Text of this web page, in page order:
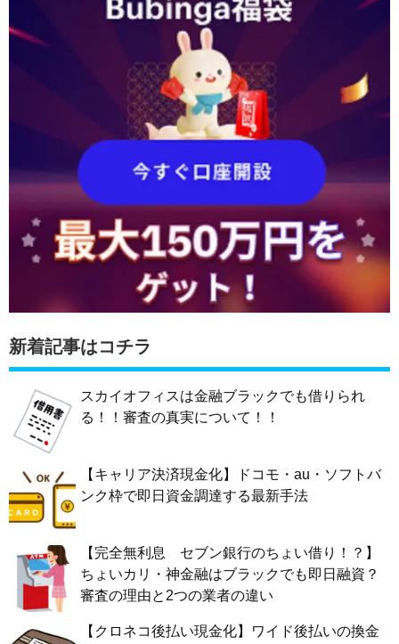
新着記事はコチラ
スカイオフィスは金融ブラックでも借りられ
る！！審査の真実について！！
【キャリア決済現金化】ドコモ・au・ソフトバ
ンク枠で即日資金調達する最新手法
【完全無利息 セブン銀行のちょい借り！？】
ちょいカリ・神金融はブラックでも即日融資？
審査の理由と2つの業者の違い
【クロネコ後払い現金化】ワイド後払いの換金